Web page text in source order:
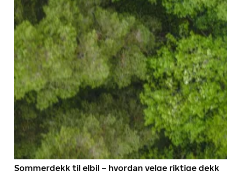
Sommerdekk til elbil – hvordan velge riktige dekk